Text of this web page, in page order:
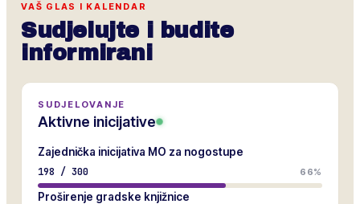
VAŠ GLAS I KALENDAR
Sudjelujte i budite
informirani
SUDJELOVANJE
Aktivne inicijative
Zajednička inicijativa MO za nogostupe
198 / 300 66%
Proširenje gradske knjižnice